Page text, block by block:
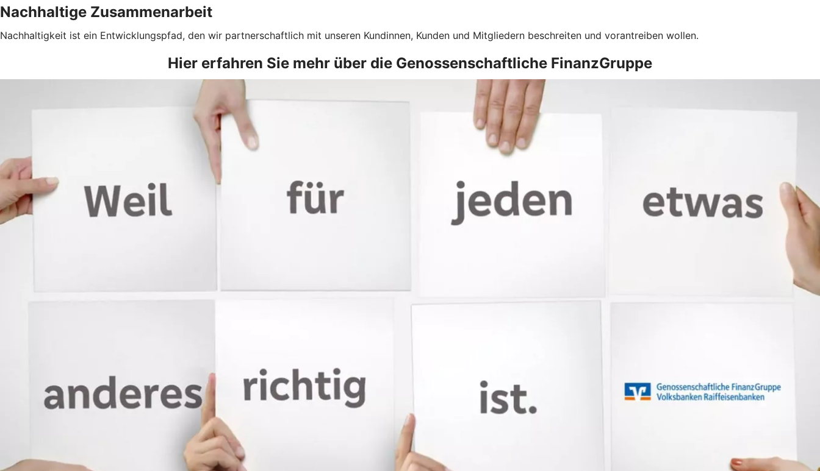
Nachhaltige Zusammenarbeit
Nachhaltigkeit ist ein Entwicklungspfad, den wir partnerschaftlich mit unseren Kundinnen, Kunden und Mitgliedern beschreiten und vorantreiben wollen.
Hier erfahren Sie mehr über die Genossenschaftliche FinanzGruppe